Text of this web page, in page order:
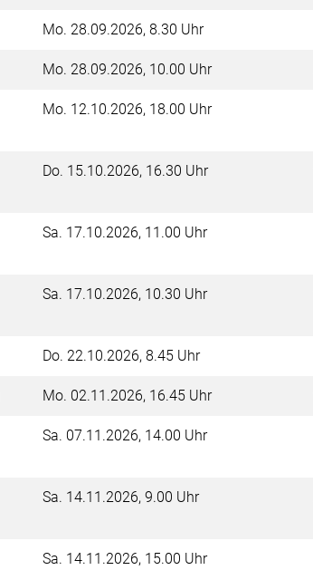
Mo. 28.09.2026, 8.30 Uhr
Mo. 28.09.2026, 10.00 Uhr
Mo. 12.10.2026, 18.00 Uhr
Do. 15.10.2026, 16.30 Uhr
Sa. 17.10.2026, 11.00 Uhr
Sa. 17.10.2026, 10.30 Uhr
Do. 22.10.2026, 8.45 Uhr
Mo. 02.11.2026, 16.45 Uhr
Sa. 07.11.2026, 14.00 Uhr
Sa. 14.11.2026, 9.00 Uhr
Sa. 14.11.2026, 15.00 Uhr